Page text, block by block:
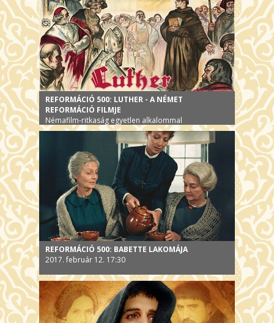
REFORMÁCIÓ 500: LUTHER - A NÉMET
REFORMÁCIÓ FILMJE
Némafilm-ritkaság egyetlen alkalommal
REFORMÁCIÓ 500: BABETTE LAKOMÁJA
2017. február 12. 17:30